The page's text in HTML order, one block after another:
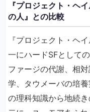
『プロジェクト・ヘ
の人』との比較
『プロジェクト・ヘ
一にハードSFとして
ファージの代謝、相
学、タウメーバの培
の理科知識から地続